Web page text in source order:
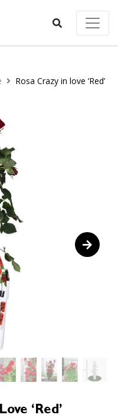
Rosa Crazy in love ‘Red’
‘Red’